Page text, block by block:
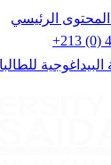
المحتوى الرئيسي
+213 (0)
البيداغوجية للطالب